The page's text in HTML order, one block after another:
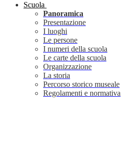
Scuola
Panoramica
Presentazione
I luoghi
Le persone
I numeri della scuola
Le carte della scuola
Organizzazione
La storia
Percorso storico museale
Regolamenti e normativa